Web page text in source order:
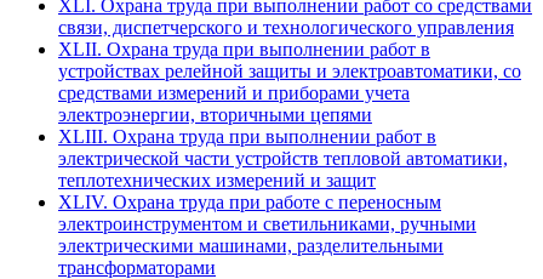
XLI. Охрана труда при выполнении работ со средствами
связи, диспетчерского и технологического управления
XLII. Охрана труда при выполнении работ в
устройствах релейной защиты и электроавтоматики, со
средствами измерений и приборами учета
электроэнергии, вторичными цепями
XLIII. Охрана труда при выполнении работ в
электрической части устройств тепловой автоматики,
теплотехнических измерений и защит
XLIV. Охрана труда при работе с переносным
электроинструментом и светильниками, ручными
электрическими машинами, разделительными
трансформаторами